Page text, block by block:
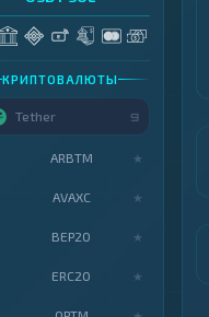
КРИПТОВАЛЮТЫ
Tether 9
ARBTM ★
AVAXC ★
BEP20 ★
ERC20 ★